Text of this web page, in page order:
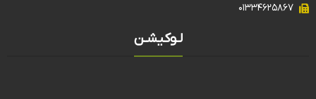
۰۱۳۳۴۶۲۵۸۶۷
لـوکیشـن